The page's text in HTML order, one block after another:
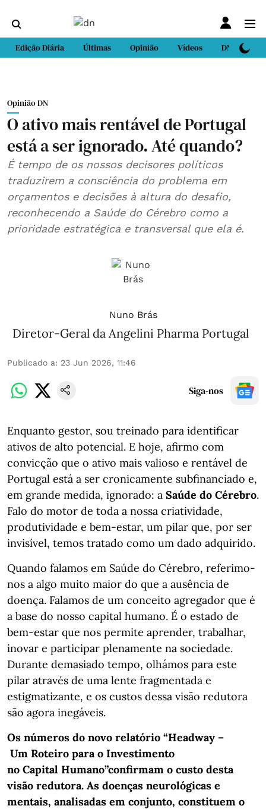
Edição Diária Últimas Opinião Vídeos DN Sport
Opinião DN
O ativo mais rentável de Portugal
está a ser ignorado. Até quando?
É tempo de os nossos decisores políticos
traduzirem a consciência do problema em
orçamentos e decisões à altura do desafio,
reconhecendo a Saúde do Cérebro como a
prioridade estratégica e transversal que ela é.
Nuno Brás
Diretor-Geral da Angelini Pharma Portugal
Publicado a: 23 Jun 2026, 11:46
Siga-nos
Enquanto gestor, sou treinado para identificar
ativos de alto potencial. E hoje, afirmo com
convicção que o ativo mais valioso e rentável de
Portugal está a ser cronicamente subfinanciado e,
em grande medida, ignorado: a Saúde do Cérebro.
Falo do motor de toda a nossa criatividade,
produtividade e bem-estar, um pilar que, por ser
invisível, temos tratado como um dado adquirido.
Quando falamos em Saúde do Cérebro, referimo-
nos a algo muito maior do que a ausência de
doença. Falamos de um conceito agregador que é
a base do nosso capital humano. É o estado de
bem-estar que nos permite aprender, trabalhar,
inovar e participar plenamente na sociedade.
Durante demasiado tempo, olhámos para este
pilar através de uma lente fragmentada e
estigmatizante, e os custos dessa visão redutora
são agora inegáveis.
Os números do novo relatório “Headway –
Um Roteiro para o Investimento
no Capital Humano”confirmam o custo desta
visão redutora. As doenças neurológicas e
mentais, analisadas em conjunto, constituem o